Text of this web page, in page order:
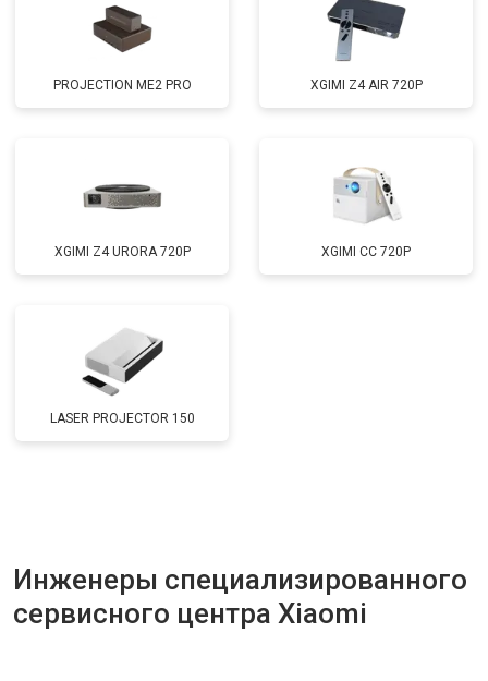
PROJECTION ME2 PRO XGIMI Z4 AIR 720P
XGIMI Z4 URORA 720P XGIMI CC 720P
LASER PROJECTOR 150
Инженеры специализированного
сервисного центра Xiaomi